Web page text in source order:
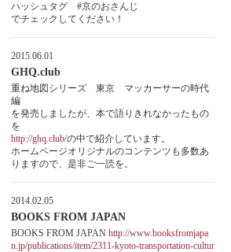
ハッシュタグ #京のおさんじ
でチェックしてください！
2015.06.01
GHQ.club
重ね地図シリーズ 東京 マッカーサーの時代
編
を発売しましたが、本で語りきれなかったもの
を
http://ghq.club/の中で紹介しています。
ホームページオリジナルのコンテンツも多数あ
りますので、是非ご一読を。
2014.02.05
BOOKS FROM JAPAN
BOOKS FROM JAPAN http://www.booksfromjapa
n.jp/publications/item/2311-kyoto-transportation-cultur